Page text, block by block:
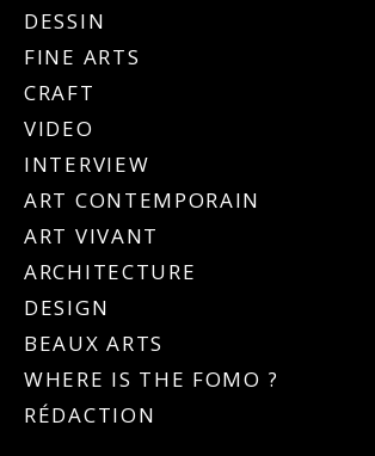
DESSIN
FINE ARTS
CRAFT
VIDEO
INTERVIEW
ART CONTEMPORAIN
ART VIVANT
ARCHITECTURE
DESIGN
BEAUX ARTS
WHERE IS THE FOMO ?
RÉDACTION